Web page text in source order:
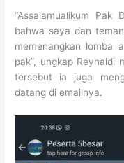
“Assalamualikum Pak
bahwa saya dan
memenangkan lomba
pak”, ungkap Reynaldi
tersebut ia juga
datang di emailnya.